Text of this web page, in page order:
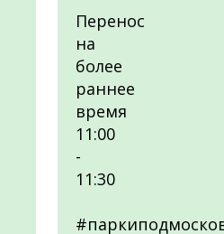
Перенос
на
более
раннее
время
11:00
-
11:30